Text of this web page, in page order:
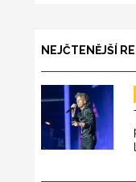
NEJČTENĚJŠÍ